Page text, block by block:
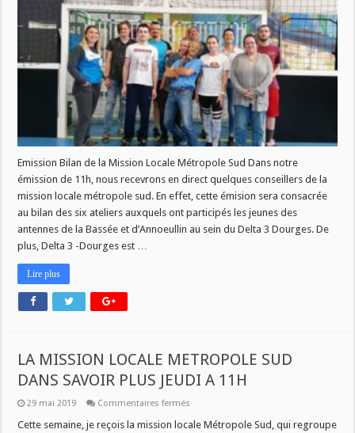
18/07
Emission Bilan de la Mission Locale Métropole Sud Dans notre
émission de 11h, nous recevrons en direct quelques conseillers de la
mission locale métropole sud. En effet, cette émision sera consacrée
au bilan des six ateliers auxquels ont participés les jeunes des
antennes de la Bassée et d’Annoeullin au sein du Delta 3 Dourges. De
plus, Delta 3 -Dourges est …
Lire plus
LA MISSION LOCALE METROPOLE SUD
DANS SAVOIR PLUS JEUDI A 11H
29 mai 2019 Commentaires fermés
MISSION
Cette semaine, je reçois la mission locale Métropole Sud, qui regroupe